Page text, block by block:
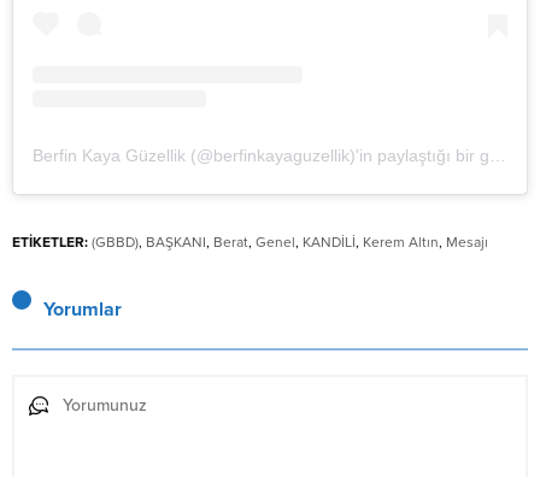
ETİKETLER: (GBBD), BAŞKANI, Berat, Genel, KANDİLİ, Kerem Altın, Mesajı
Yorumlar